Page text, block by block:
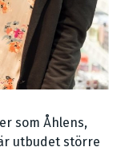
som Åhlens,
utbudet större